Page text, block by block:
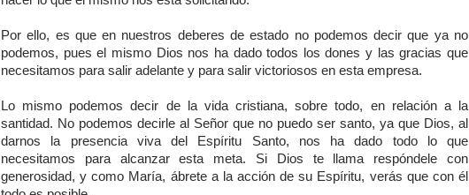
Por ello, es que en nuestros deberes de estado no podemos decir que ya no
podemos, pues el mismo Dios nos ha dado todos los dones y las gracias que
necesitamos para salir adelante y para salir victoriosos en esta empresa.
Lo mismo podemos decir de la vida cristiana, sobre todo, en relación a la
santidad. No podemos decirle al Señor que no puedo ser santo, ya que Dios, al
darnos la presencia viva del Espíritu Santo, nos ha dado todo lo que
necesitamos para alcanzar esta meta. Si Dios te llama respóndele con
generosidad, y como María, ábrete a la acción de su Espíritu, verás que con él